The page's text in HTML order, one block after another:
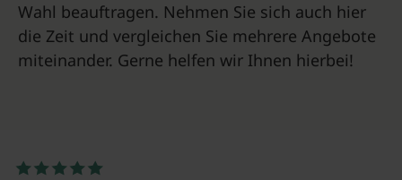
Wahl beauftragen. Nehmen Sie sich auch hier
die Zeit und vergleichen Sie mehrere Angebote
miteinander. Gerne helfen wir Ihnen hierbei!